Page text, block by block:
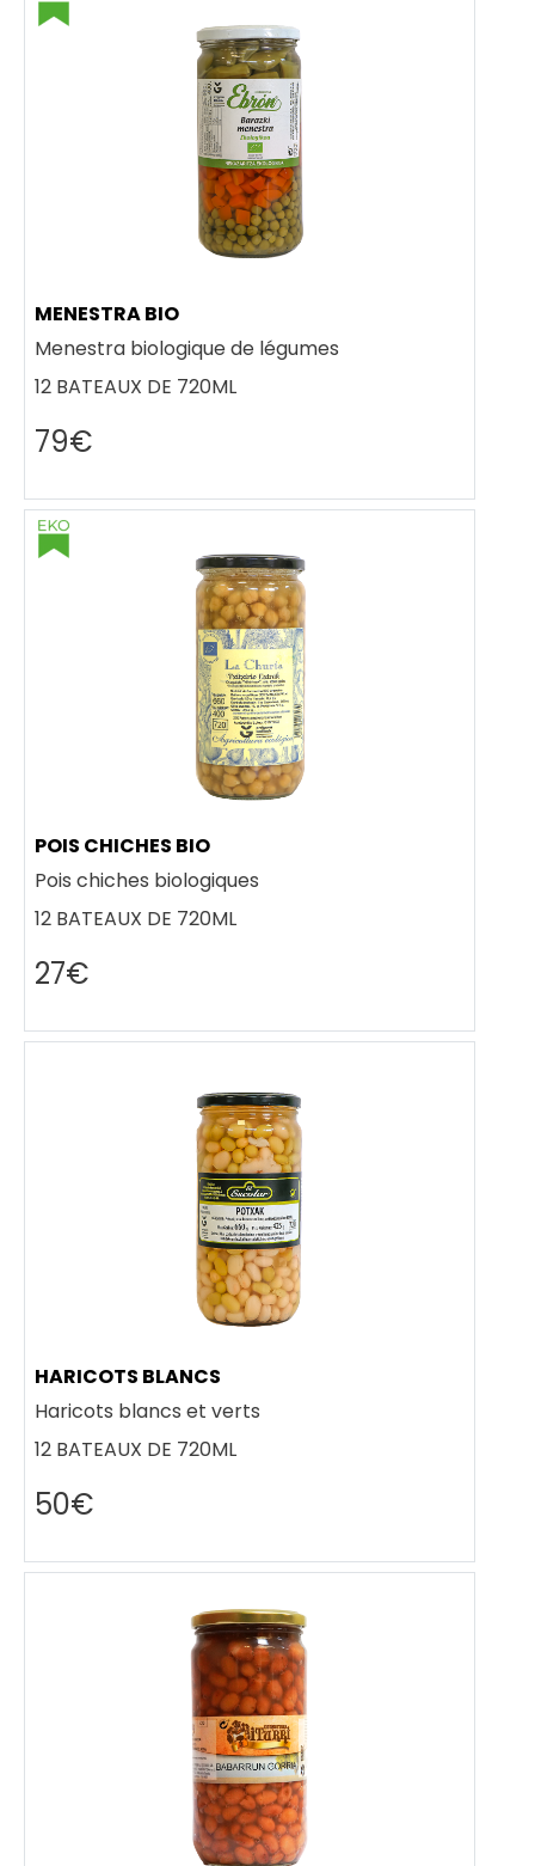
MENESTRA BIO
Menestra biologique de légumes
12 BATEAUX DE 720ML
79€
POIS CHICHES BIO
Pois chiches biologiques
12 BATEAUX DE 720ML
27€
HARICOTS BLANCS
Haricots blancs et verts
12 BATEAUX DE 720ML
50€